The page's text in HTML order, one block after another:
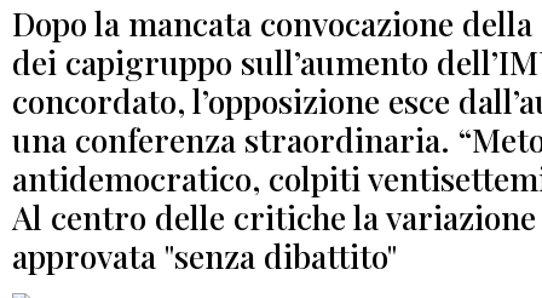
Dopo la mancata convocazione
dei capigruppo sull’aumento
concordato, l’opposizione esce
una conferenza straordinaria.
antidemocratico, colpiti
Al centro delle critiche la
approvata "senza dibattito"